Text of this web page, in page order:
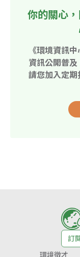
你的關心
《環境資訊
資訊公開普
請您加入定
訂
環境徵才